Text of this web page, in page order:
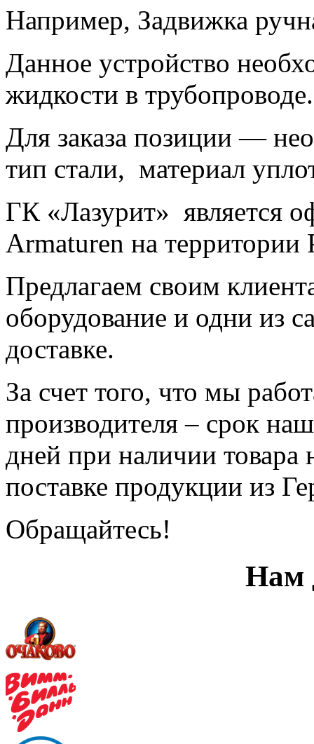
Например, Задвижка
Данное устройство
жидкости в трубопроводе.
Для заказа позиции —
тип стали, материал
ГК «Лазурит» является
Armaturen на
Предлагаем своим
оборудование и одни из
доставке.
За счет того, что мы
производителя – срок
дней при наличии товара
поставке продукции из
Обращайтесь!
Нам